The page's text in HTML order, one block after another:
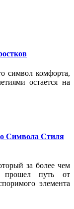
символ комфорта,
остается на
Символа Стиля
за более чем
прошел путь от
элемента